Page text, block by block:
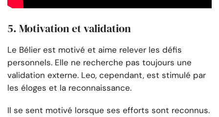
5. Motivation et validation
Le Bélier est motivé et aime relever les défis
personnels. Elle ne recherche pas toujours une
validation externe. Leo, cependant, est stimulé par
les éloges et la reconnaissance.
Il se sent motivé lorsque ses efforts sont reconnus.